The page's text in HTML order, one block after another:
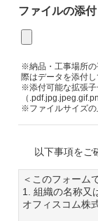
ファイルの添付
※納品・工事場所の
際はデータを添付
※添付可能な拡張子
（
※ファイルサイズ
以下事項をご
＜このフォーム
1. 組織の名称又
オフィスコム株